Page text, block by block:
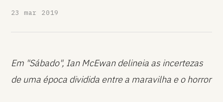
23 mar 2019
Em "Sábado", Ian McEwan delineia as incertezas
de uma época dividida entre a maravilha e o horror